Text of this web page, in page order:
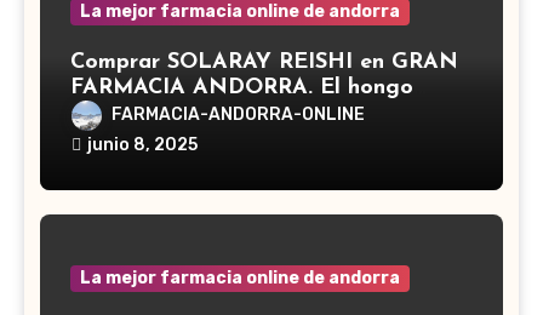
La mejor farmacia online de andorra
Comprar SOLARAY REISHI en GRAN
FARMACIA ANDORRA. El hongo
Reishi, cuyo nombre científico es
Ganoderma lucidum, es un hongo
en la medicina tradicional asiática
FARMACIA-ANDORRA-ONLINE
junio 8, 2025
La mejor farmacia online de andorra